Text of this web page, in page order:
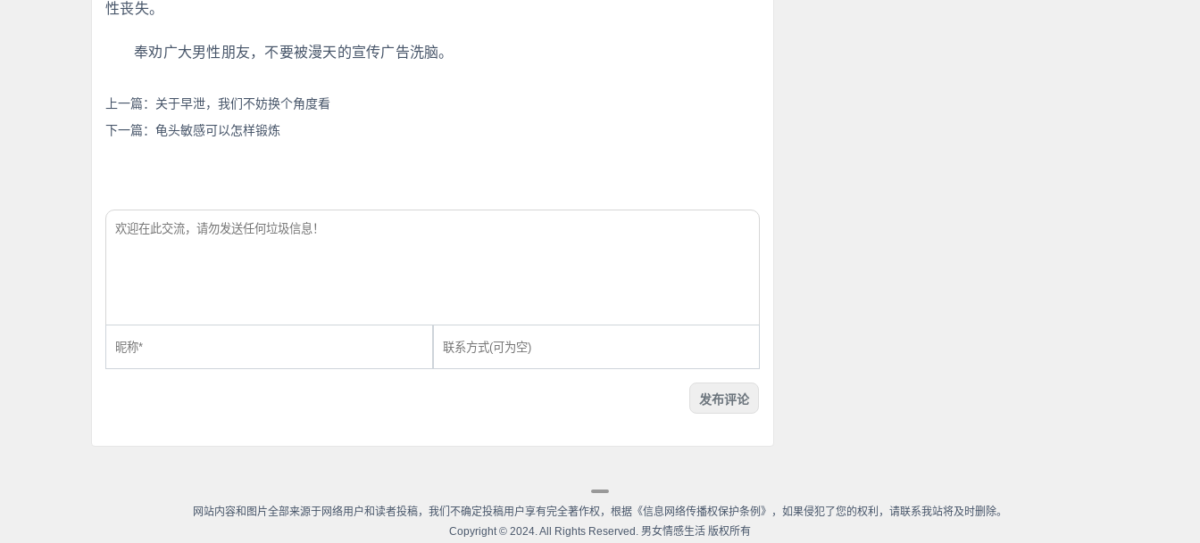
性丧失。
奉劝广大男性朋友，不要被漫天的宣传广告洗脑。
上一篇： 关于早泄，我们不妨换个角度看
下一篇： 龟头敏感可以怎样锻炼
网站内容和图片全部来源于网络用户和读者投稿，我们不确定投稿用户享有完全著作权，根据《信息网络传播权保护条例》，如果侵犯了您的权利，请联系我站将及时删除。
Copyright© 2024. All Rights Reserved. 男女情感生活 版权所有